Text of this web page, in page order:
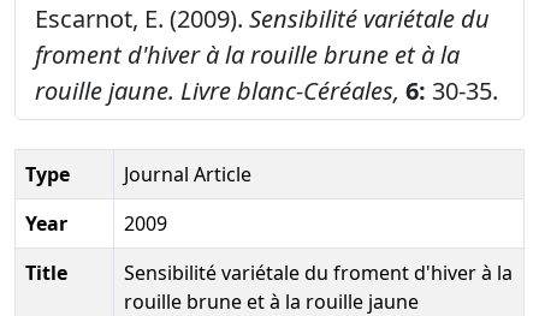
Escarnot, E. (2009). Sensibilité variétale du
froment d'hiver à la rouille brune et à la
rouille jaune. Livre blanc-Céréales, 6: 30-35.
Type
Journal Article
Year
2009
Title
Sensibilité variétale du froment d'hiver à la
rouille brune et à la rouille jaune